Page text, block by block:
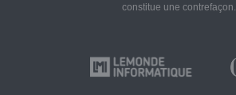
constitue une contrefaçon.